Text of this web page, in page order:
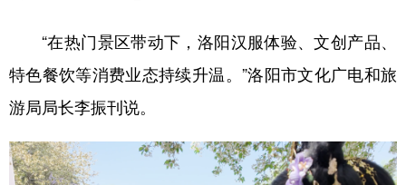
“在热门景区带动下，洛阳汉服体验、文创产品、
特色餐饮等消费业态持续升温。”洛阳市文化广电和旅
游局局长李振刊说。